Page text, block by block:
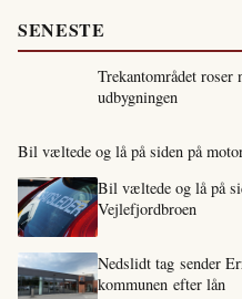
SENESTE
Trekantområdet
udbygningen
Bil væltede og lå på siden på
Bil væltede og lå på
Vejlefjordbroen
Nedslidt tag sender
kommunen efter lån